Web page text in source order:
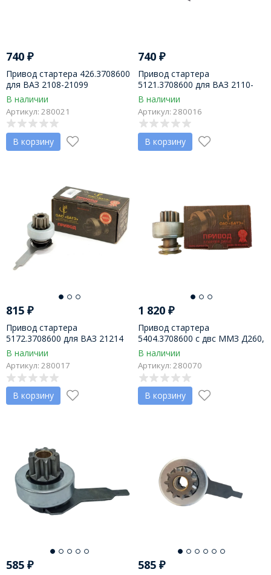
740 ₽
Привод стартера 426.3708600
для ВАЗ 2108-21099
(карбюраторные двигатели)
на стартер 426.3708 БАТЭ
В наличии
Артикул: 280021
В корзину
740₽
Привод стартера
5121.3708600 для ВАЗ 2110-
2112, на стартеры
5121.3708000, 5132.3708000
БАТЭ
В наличии
Артикул: 280016
В корзину
815 ₽
Привод стартера
5172.3708600 для ВАЗ 21214
на стартер 5172, пр-во БАТЭ г.
Борисов
В наличии
Артикул: 280017
В корзину
1 820₽
Привод стартера
5404.3708600 с двс ММЗ Д260,
Д262, Д263, стартер с
редуктором 5404.3708 БАТЭ
В наличии
Артикул: 280070
В корзину
585 ₽ 585₽